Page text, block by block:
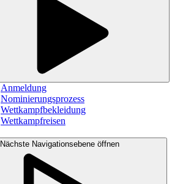
Anmeldung
Nominierungsprozess
Wettkampfbekleidung
Wettkampfreisen
Nächste Navigationsebene öffnen